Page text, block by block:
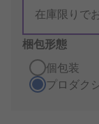
在庫限りで
梱包形態
個包装
プロダク